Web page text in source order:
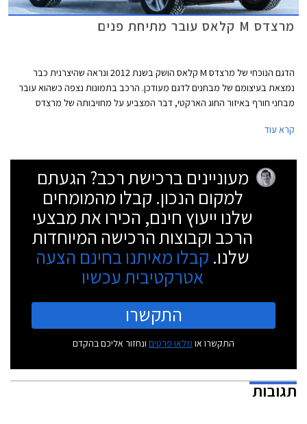
מרצדס M קלאס עובר מתיחת פנים
הדגם הנוכחי של מרצדס M קלאס הושק בשנת 2012 ונראה שהיצרנית כבר
נמצאת בעיצומם של מבחנים לדגם מעודכן. הרכב בתמונות נצפה כשהוא עובר
מבחני חורף באיזור החוג הארקטי, דבר המצביע על מחויבותה של מרצדס
קרא עוד
מעוניינים ברכישת רכב? הגעתם
למקום הנכון. קבלו מהמומחים
שלנו ייעוץ חינם, הכירו את מבצעי
הרכב וקבוצות הרכישה המיוחדות
שלנו. קבלו מאיתנו בחינם הצעה
אטרקטיבית עכשיו
התקשרו
התקשרו או מלאו פרטים ונחזור אליכם בהקדם
תגובות